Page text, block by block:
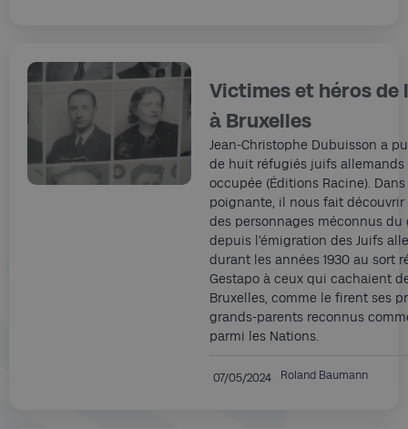
Victimes et héros de
à Bruxelles
Jean-Christophe Dubuisson a
de huit réfugiés juifs allemands
occupée (Éditions Racine).
poignante, il nous fait découvrir
des personnages méconnus
depuis l’émigration des Juifs
durant les années 1930 au sort
Gestapo à ceux qui cachaient
Bruxelles, comme le firent ses
grands-parents reconnus
parmi les Nations.
07/05/2024 Roland Baumann